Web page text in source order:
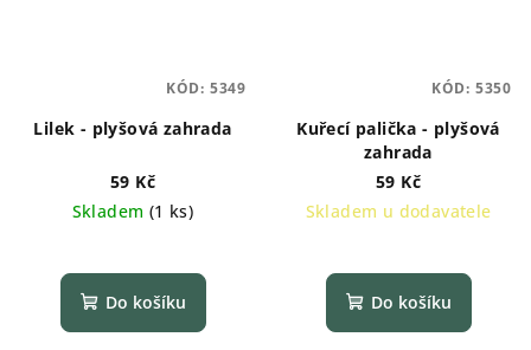
Lilek - plyšová zahrada
59 Kč
Skladem (1 ks)
Do košíku
KÓD: 5349
Kuřecí palička - plyšová
zahrada
59 Kč
Skladem u dodavatele
Do košíku
KÓD: 5350